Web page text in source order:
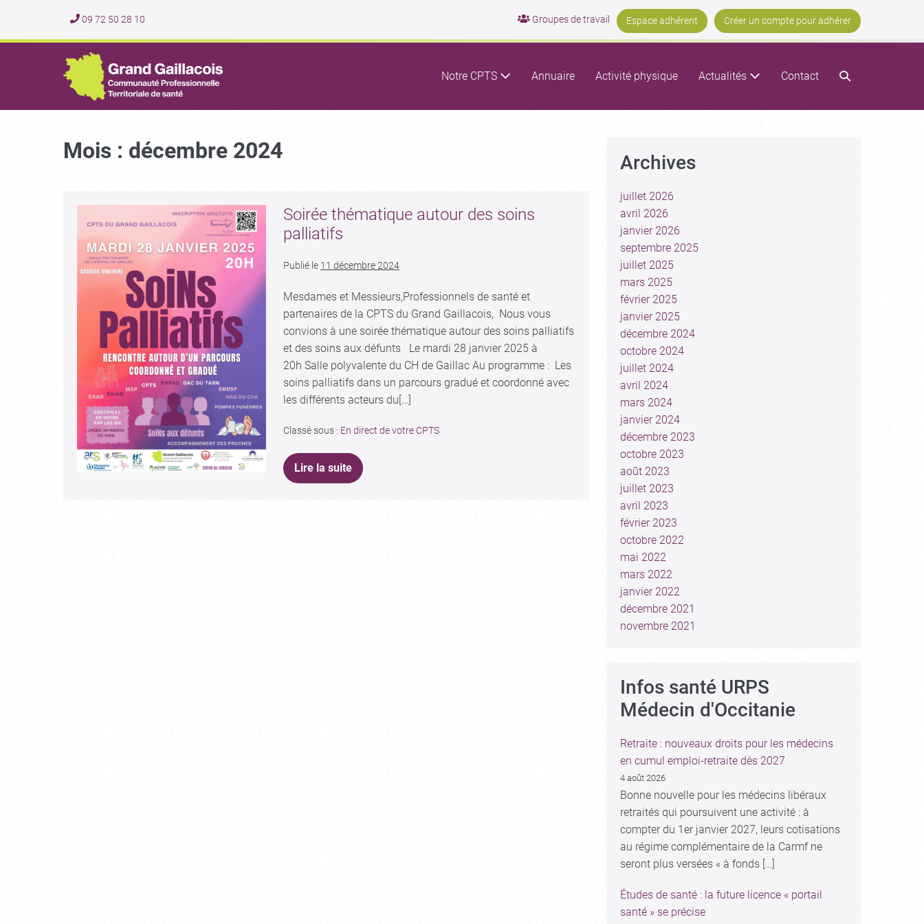
09 72 50 28 10 Groupes de travail Espace adhérent Créer un compte pour adhérer
Notre CPTS Annuaire Activité physique Actualités Contact
Mois : décembre 2024
Soirée thématique autour des soins
palliatifs
Publié le 11 décembre 2024
Mesdames et Messieurs,Professionnels de santé et
partenaires de la CPTS du Grand Gaillacois, Nous vous
convions à une soirée thématique autour des soins palliatifs
et des soins aux défunts Le mardi 28 janvier 2025 à
20h Salle polyvalente du CH de Gaillac Au programme : Les
soins palliatifs dans un parcours gradué et coordonné avec
les différents acteurs du[…]
Classé sous : En direct de votre CPTS
Lire la suite
Archives
juillet 2026
avril 2026
janvier 2026
septembre 2025
juillet 2025
mars 2025
février 2025
janvier 2025
décembre 2024
octobre 2024
juillet 2024
avril 2024
mars 2024
janvier 2024
décembre 2023
octobre 2023
août 2023
juillet 2023
avril 2023
février 2023
octobre 2022
mai 2022
mars 2022
janvier 2022
décembre 2021
novembre 2021
Infos santé URPS
Médecin d'Occitanie
Retraite : nouveaux droits pour les médecins
en cumul emploi-retraite dès 2027
4 août 2026
Bonne nouvelle pour les médecins libéraux
retraités qui poursuivent une activité : à
compter du 1er janvier 2027, leurs cotisations
au régime complémentaire de la Carmf ne
seront plus versées « à fonds […]
Études de santé : la future licence « portail
santé » se précise